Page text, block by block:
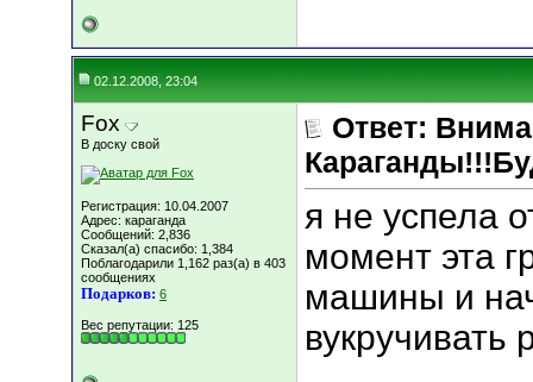
02.12.2008, 23:04
Fox
В доску свой
Регистрация: 10.04.2007
Адрес: караганда
Сообщений: 2,836
Сказал(а) спасибо: 1,384
Поблагодарили 1,162 раз(а) в 403
сообщениях
Подарков: 6
Вес репутации: 125
Ответ:
я не успела
момент эта
машины и
вукручивать